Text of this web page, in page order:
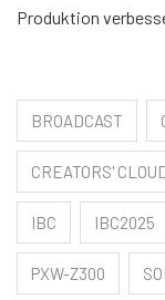
Produktion
BROADCAST
CREATORS'
IBC IBC2025
PXW-Z300